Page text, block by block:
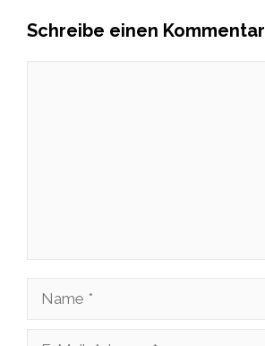
Schreibe einen Kommentar
Name